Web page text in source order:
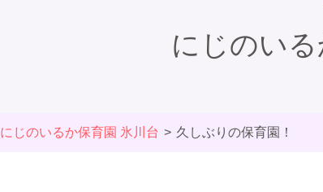
にじのい
にじのいるか保育園 氷川台 久しぶりの保育園！